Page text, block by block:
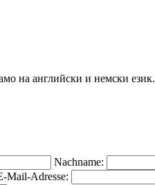
на английски и немски език.
Nachname:
Mail-Adresse: